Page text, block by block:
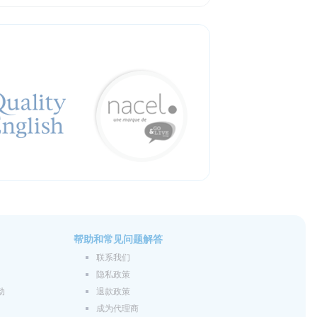
帮助和常见问题解答
联系我们
隐私政策
退款政策
成为代理商